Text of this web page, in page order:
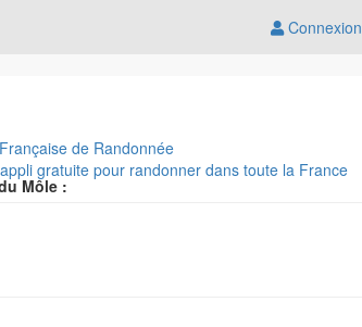
Connexion
Môle :
de Randonnée
gratuite pour randonner dans toute la France